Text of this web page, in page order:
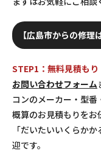
【広島市からの修
STEP1：無料見積もり
お問い合わせフォーム
コンのメーカー・型番
概算のお見積もりをお
「だいたいいくらか
迎です。